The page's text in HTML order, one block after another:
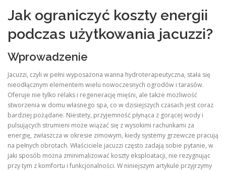
Jak ograniczyć koszty energii
podczas użytkowania jacuzzi?
Wprowadzenie
Jacuzzi, czyli w pełni wyposażona wanna hydroterapeutyczna, stała się
nieodłącznym elementem wielu nowoczesnych ogrodów i tarasów.
Oferuje nie tylko relaks i regenerację mięśni, ale także możliwość
stworzenia w domu własnego spa, co w dzisiejszych czasach jest coraz
bardziej pożądane. Niestety, przyjemność płynąca z gorącej wody i
pulsujących strumieni może wiązać się z wysokimi rachunkami za
energię, zwłaszcza w okresie zimowym, kiedy systemy grzewcze pracują
na pełnych obrotach. Właściciele jacuzzi często zadają sobie pytanie, w
jaki sposób można zminimalizować koszty eksploatacji, nie rezygnując
przy tym z komfortu i funkcjonalności. W niniejszym artykule przyjrzymy